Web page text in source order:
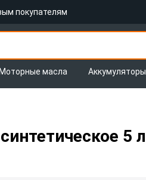
покупателям
Моторные масла Аккумуляторы
5 л